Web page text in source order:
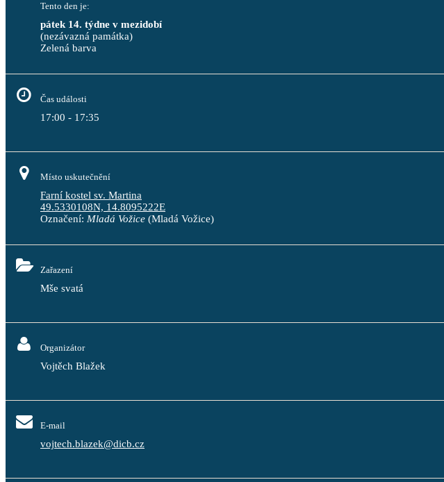
Tento den je:
pátek 14. týdne v mezidobí
(nezávazná památka)
Zelená barva
Čas události
17:00 - 17:35
Místo uskutečnění
Farní kostel sv. Martina
49.5330108N, 14.8095222E
Označení: Mladá Vožice (Mladá Vožice)
Zařazení
Mše svatá
Organizátor
Vojtěch Blažek
E-mail
vojtech.blazek@dicb.cz